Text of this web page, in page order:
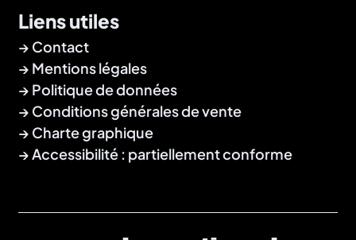
Liens utiles
Contact
Mentions légales
Politique de données
Conditions générales de vente
Charte graphique
Accessibilité : partiellement conforme